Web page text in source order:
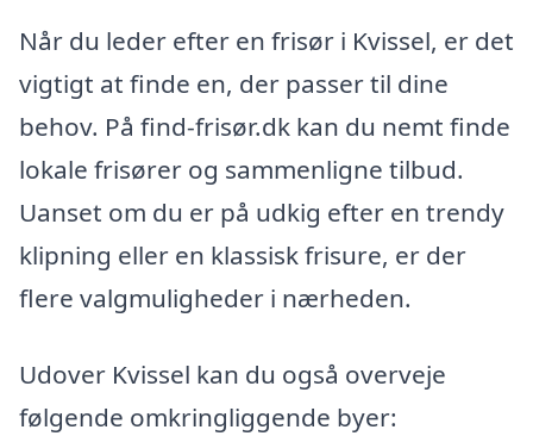
Når du leder efter en frisør i Kvissel, er det
vigtigt at finde en, der passer til dine
behov. På find-frisør.dk kan du nemt finde
lokale frisører og sammenligne tilbud.
Uanset om du er på udkig efter en trendy
klipning eller en klassisk frisure, er der
flere valgmuligheder i nærheden.
Udover Kvissel kan du også overveje
følgende omkringliggende byer: